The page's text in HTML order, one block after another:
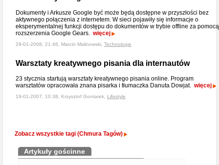
Dokumenty i Arkusze Google być może będą dostępne w przyszłości bez
aktywnego połączenia z internetem. W sieci pojawiły się informacje o
eksperymentalnej funkcji dostępu do dokumentów w trybie offline za pomocą
rozszerzenia Google Gears. więcej
29-01-2008, 21:46, Marcin Malinowski, Technologie
Warsztaty kreatywnego pisania dla internautów
23 stycznia startują warsztaty kreatywnego pisania online. Program
warsztatów opracowała znana pisarka i tłumaczka Danuta Dowjat. więcej
19-01-2007, 10:38, Krzysztof Gontarek, Lifestyle
Zobacz wszystkie tagi (Chmura Tagów)
Artykuły gościnne